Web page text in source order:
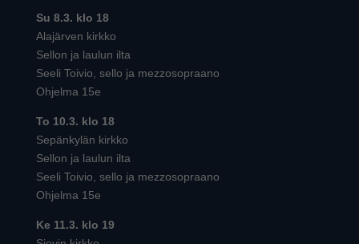
Su 8.3. klo 18
Alajärven kirkko
Sellon ja laulun ilta
Seeli Toivio, sello ja mezzosopraano
Ohjelma 15e
To 10.3. klo 18
Sepänkylän kirkko
Sellon ja laulun ilta
Seeli Toivio, sello ja mezzosopraano
Ohjelma 15e
Ke 11.3. klo 19